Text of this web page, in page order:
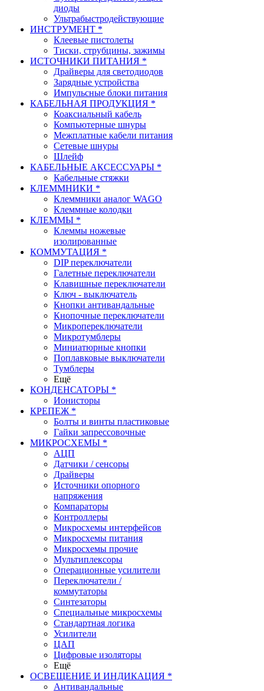
диоды
Ультрабыстродействующие
ИНСТРУМЕНТ *
Клеевые пистолеты
Тиски, струбцины, зажимы
ИСТОЧНИКИ ПИТАНИЯ *
Драйверы для светодиодов
Зарядные устройства
Импульсные блоки питания
КАБЕЛЬНАЯ ПРОДУКЦИЯ *
Коаксиальный кабель
Компьютерные шнуры
Межплатные кабели питания
Сетевые шнуры
Шлейф
КАБЕЛЬНЫЕ АКСЕССУАРЫ *
Кабельные стяжки
КЛЕММНИКИ *
Клеммники аналог WAGO
Клеммные колодки
КЛЕММЫ *
Клеммы ножевые
изолированные
КОММУТАЦИЯ *
DIP переключатели
Галетные переключатели
Клавишные переключатели
Ключ - выключатель
Кнопки антивандальные
Кнопочные переключатели
Микропереключатели
Микротумблеры
Миниатюрные кнопки
Поплавковые выключатели
Тумблеры
Ещё
КОНДЕНСАТОРЫ *
Ионисторы
КРЕПЕЖ *
Болты и винты пластиковые
Гайки запрессовочные
МИКРОСХЕМЫ *
АЦП
Датчики / сенсоры
Драйверы
Источники опорного
напряжения
Компараторы
Контроллеры
Микросхемы интерфейсов
Микросхемы питания
Микросхемы прочие
Мультиплексоры
Операционные усилители
Переключатели /
коммутаторы
Синтезаторы
Специальные микросхемы
Стандартная логика
Усилители
ЦАП
Цифровые изоляторы
Ещё
ОСВЕЩЕНИЕ И ИНДИКАЦИЯ *
Антивандальные